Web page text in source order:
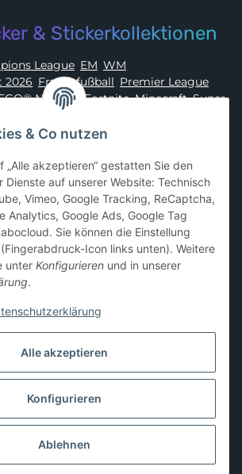
& Stickerkollektionen
Champions League, EM, WM,
2026, Frauenfußball, Premier League,
LEGO® Ninjago Fortnite,Minecraft,Super
Asterix
Zubehör &
Sleeves, Premium Sleeves,Toploader
Sammelalben / Binder / Pocket Pages
undAufbewahrungslösungen
Vertrag widerrufen
inkl. gesetzlicher USt., zzgl.Versand
gemäß § 25a UStG,
Alle akzeptieren
Konfigurieren
Ablehnen
& Co nutzen
„Alle akzeptieren“ gestatten Sie den
Dienste auf unserer Website: Technisch
Vimeo, Google Tracking, ReCaptcha,
Analytics, Google Ads, Google Tag
Sie können die Einstellung
Icon links unten). Weitere
unter Konfigurieren und in unserer
.